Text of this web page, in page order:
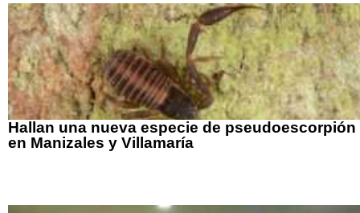
Hallan una nueva especie de pseudoescorpión
en Manizales y Villamaría